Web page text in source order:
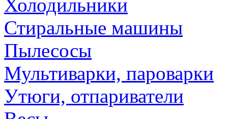
Холодильники
Стиральные машины
Пылесосы
Мультиварки, пароварки
Утюги, отпариватели